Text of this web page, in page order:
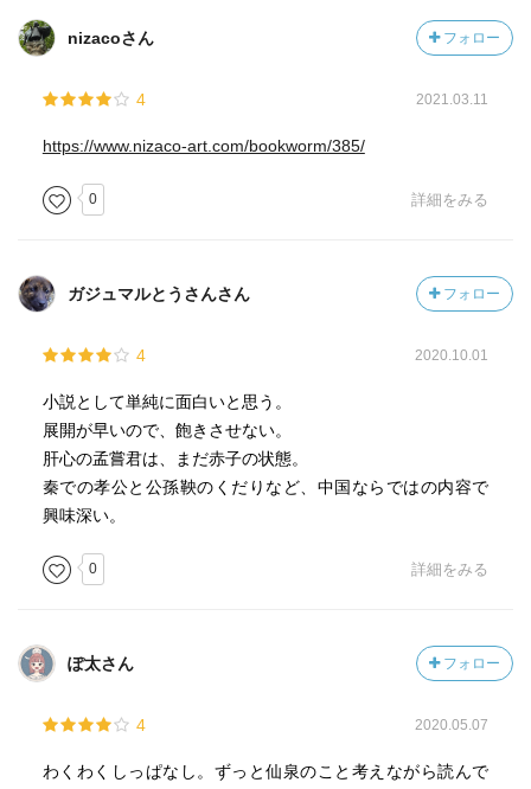
nizacoさん フォロー
4 2021.03.11
https://www.nizaco-art.com/bookworm/385/
0 詳細をみる
ガジュマルとうさんさん フォロー
4 2020.10.01
小説として単純に面白いと思う。
展開が早いので、飽きさせない。
肝心の孟嘗君は、まだ赤子の状態。
秦での孝公と公孫鞅のくだりなど、中国ならではの内容で
興味深い。
0 詳細をみる
ぽ太さん フォロー
4 2020.05.07
わくわくしっぱなし。ずっと仙泉のこと考えながら読んで